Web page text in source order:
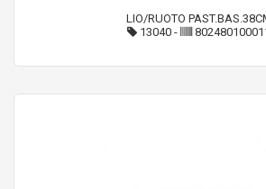
LIO/RUOTO
13040 -